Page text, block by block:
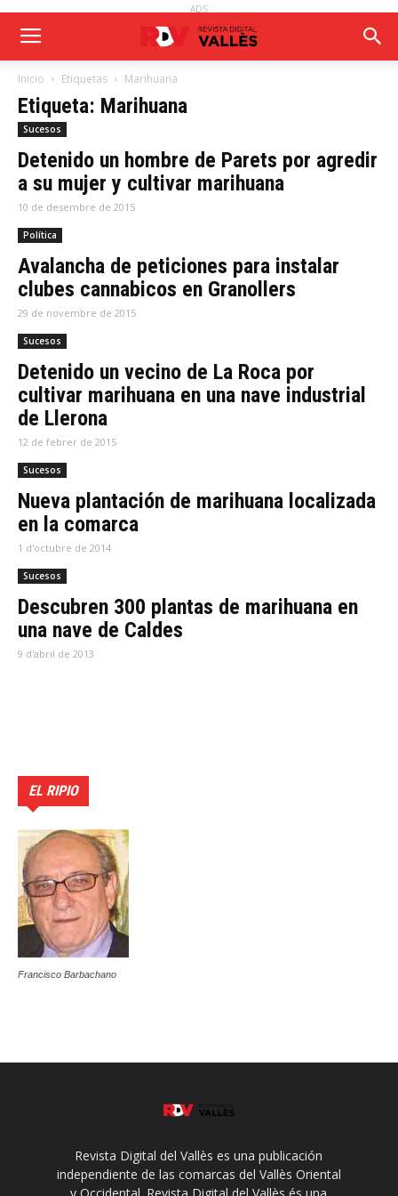
ADS
Inicio Etiquetas Marihuana
Etiqueta: Marihuana
Sucesos
Detenido un hombre de Parets por agredir
a su mujer y cultivar marihuana
10 de desembre de 2015
Política
Avalancha de peticiones para instalar
clubes cannabicos en Granollers
29 de novembre de 2015
Sucesos
Detenido un vecino de La Roca por
cultivar marihuana en una nave industrial
de Llerona
12 de febrer de 2015
Sucesos
Nueva plantación de marihuana localizada
en la comarca
1 d'octubre de 2014
Sucesos
Descubren 300 plantas de marihuana en
una nave de Caldes
9 d'abril de 2013
EL RIPIO
Francisco Barbachano
Revista Digital del Vallès es una publicación
independiente de las comarcas del Vallès Oriental